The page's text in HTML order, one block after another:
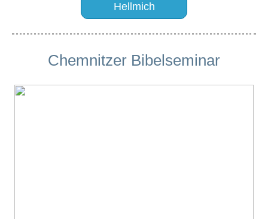
Hellmich
Chemnitzer Bibelseminar